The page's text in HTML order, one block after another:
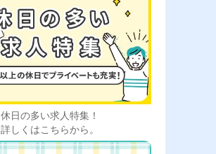
休日の多い求人特集！
詳しくはこちらから。